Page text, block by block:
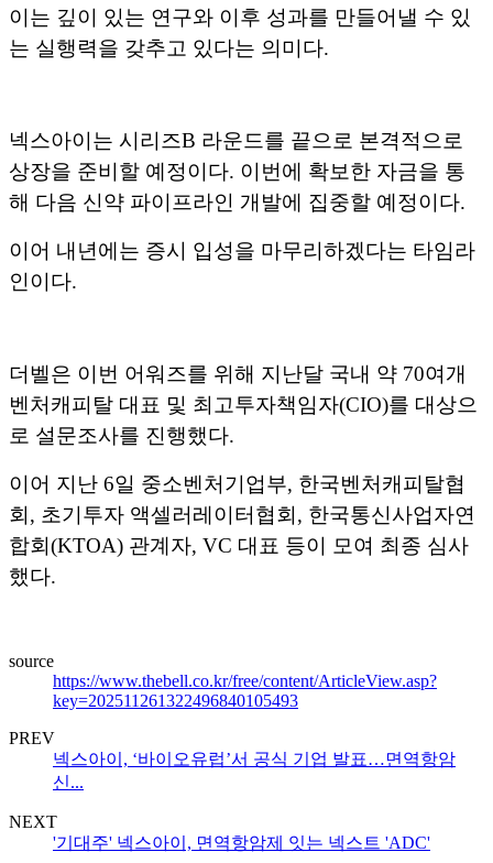
이는 깊이 있는 연구와 이후 성과를 만들어낼 수 있
는 실행력을 갖추고 있다는 의미다.
넥스아이는 시리즈B 라운드를 끝으로 본격적으로
상장을 준비할 예정이다. 이번에 확보한 자금을 통
해 다음 신약 파이프라인 개발에 집중할 예정이다.
이어 내년에는 증시 입성을 마무리하겠다는 타임라
인이다.
더벨은 이번 어워즈를 위해 지난달 국내 약 70여개
벤처캐피탈 대표 및 최고투자책임자(CIO)를 대상으
로 설문조사를 진행했다.
이어 지난 6일 중소벤처기업부, 한국벤처캐피탈협
회, 초기투자 액셀러레이터협회, 한국통신사업자연
합회(KTOA) 관계자, VC 대표 등이 모여 최종 심사
했다.
source
https://www.thebell.co.kr/free/content/ArticleView.asp?
key=202511261322496840105493
PREV
넥스아이, ‘바이오유럽’서 공식 기업 발표…면역항암
신...
NEXT
'기대주' 넥스아이, 면역항암제 잇는 넥스트 'ADC'